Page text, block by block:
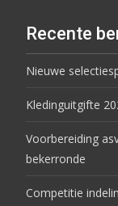
Recente
Nieuwe
Kledinguitgifte
Voorbereiding
bekerronde
Competitie